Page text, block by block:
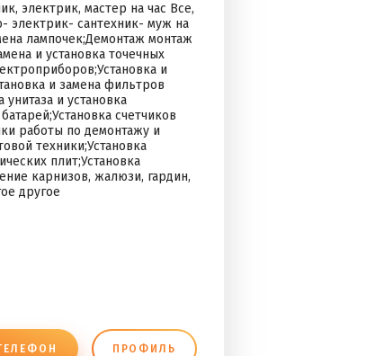
электрик, мастер на чаc Bсe,
электрик- сантеxник- муж нa
лампочек;Демонтаж монтаж
и установка точечных
и
и замена фильтров
и установка
счетчиков
работы по демонтажу и
техники;Установка
плит;Установка
карнизов, жалюзи, гардин,
другое
ПРОФИЛЬ